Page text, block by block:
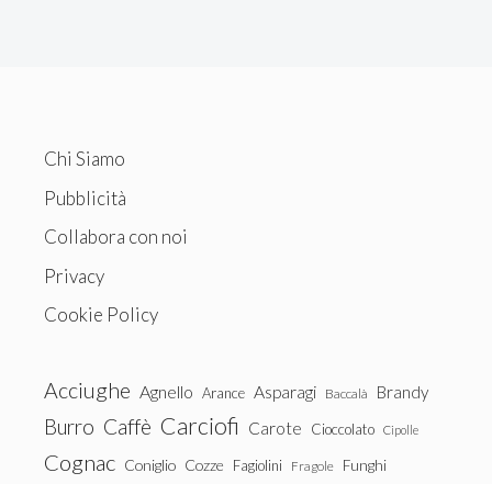
Chi Siamo
Pubblicità
Collabora con noi
Privacy
Cookie Policy
Acciughe Agnello Arance Asparagi Baccalà Brandy
Burro Caffè Carciofi Carote Cioccolato Cipolle
Cognac Coniglio Cozze Fagiolini Fragole Funghi